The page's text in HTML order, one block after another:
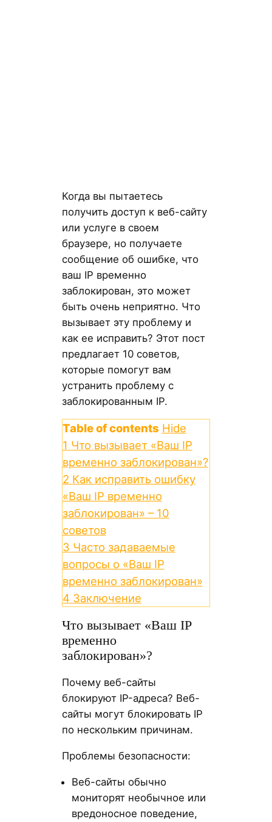
Когда вы пытаетесь
получить доступ к веб-сайту
или услуге в своем
браузере, но получаете
сообщение об ошибке, что
ваш IP временно
заблокирован, это может
быть очень неприятно. Что
вызывает эту проблему и
как ее исправить? Этот пост
предлагает 10 советов,
которые помогут вам
устранить проблему с
заблокированным IP.
Table of contents Hide
1 Что вызывает «Ваш IP
временно заблокирован»?
2 Как исправить ошибку
«Ваш IP временно
заблокирован» – 10
советов
3 Часто задаваемые
вопросы о «Ваш IP
временно заблокирован»
4 Заключение
Что вызывает «Ваш IP
временно
заблокирован»?
Почему веб-сайты
блокируют IP-адреса? Веб-
сайты могут блокировать IP
по нескольким причинам.
Проблемы безопасности:
Веб-сайты обычно
мониторят необычное или
вредоносное поведение,